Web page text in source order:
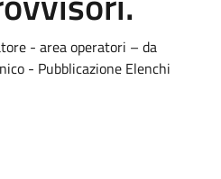
- area operatori – da
- Pubblicazione Elenchi